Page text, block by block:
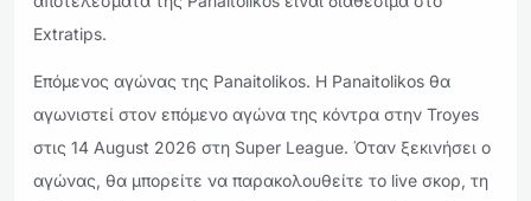
Extratips.
Επόμενος αγώνας της Panaitolikos. Η Panaitolikos θα
αγωνιστεί στον επόμενο αγώνα της κόντρα στην Troyes
στις 14 August 2026 στη Super League. Όταν ξεκινήσει ο
αγώνας, θα μπορείτε να παρακολουθείτε το live σκορ, τη